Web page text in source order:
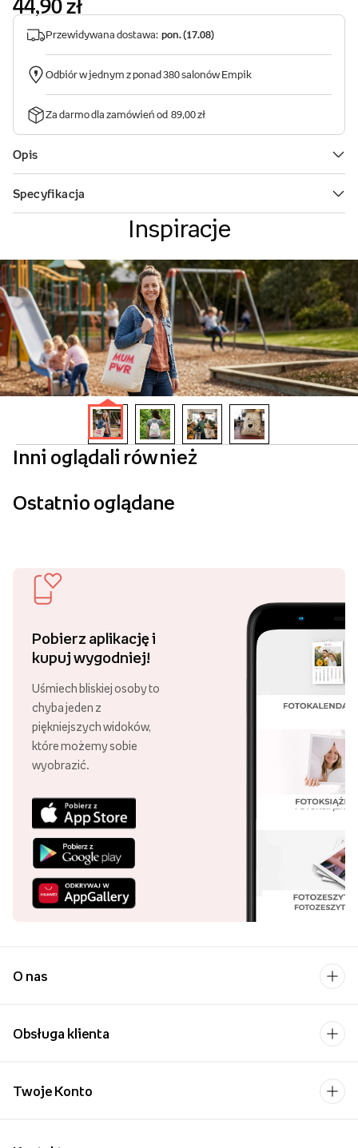
Inspiracje
Inni oglądali również
Ostatnio oglądane
Pobierz aplikację i
kupuj wygodniej!
Uśmiech bliskiej osoby to
chyba jeden z
piękniejszych widoków,
które możemy sobie
wyobrazić.
O nas
Obsługa klienta
Twoje Konto